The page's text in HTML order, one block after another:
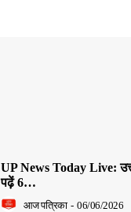
UP News Today Live:
पढ़ें 6…
आज पत्रिका - 06/06/2026